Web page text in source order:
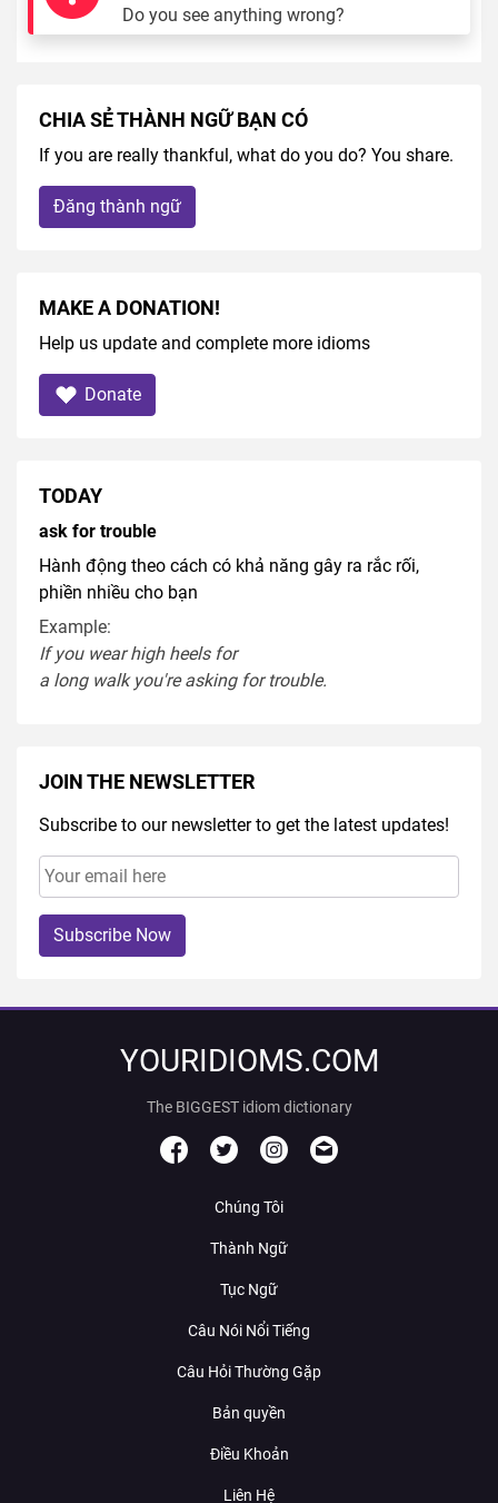
Do you see anything wrong?
CHIA SẺ THÀNH NGỮ BẠN CÓ
If you are really thankful, what do you do? You share.
Đăng thành ngữ
MAKE A DONATION!
Help us update and complete more idioms
Donate
TODAY
ask for trouble
Hành động theo cách có khả năng gây ra rắc rối,
phiền nhiều cho bạn
Example:
If you wearhigh heelsfor
a long walkyou'reaskingfortrouble.
JOIN THE NEWSLETTER
Subscribe to our newsletter to get the latest updates!
Subscribe Now
YOURIDIOMS.COM
The BIGGEST idiom dictionary
Chúng Tôi
Thành Ngữ
Tục Ngữ
Câu Nói Nổi Tiếng
Câu Hỏi Thường Gặp
Bản quyền
Điều Khoản
Liên Hệ